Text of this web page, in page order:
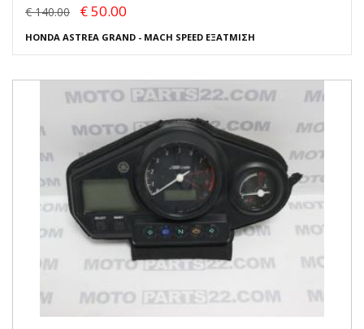
€ 140.00 € 50.00
HONDA ASTREA GRAND - MACH SPEED ΕΞΑΤΜΙΣΗ